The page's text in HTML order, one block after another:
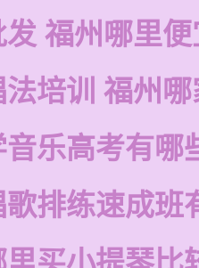
发 福州哪里
法培训 福州
乐高考有哪
排练速成班